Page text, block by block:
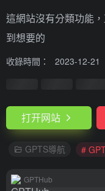
這網站沒有分類功能
到想要的
收錄時間： 2023-12-21
打开网站
GPTS導航 #
GPTHub